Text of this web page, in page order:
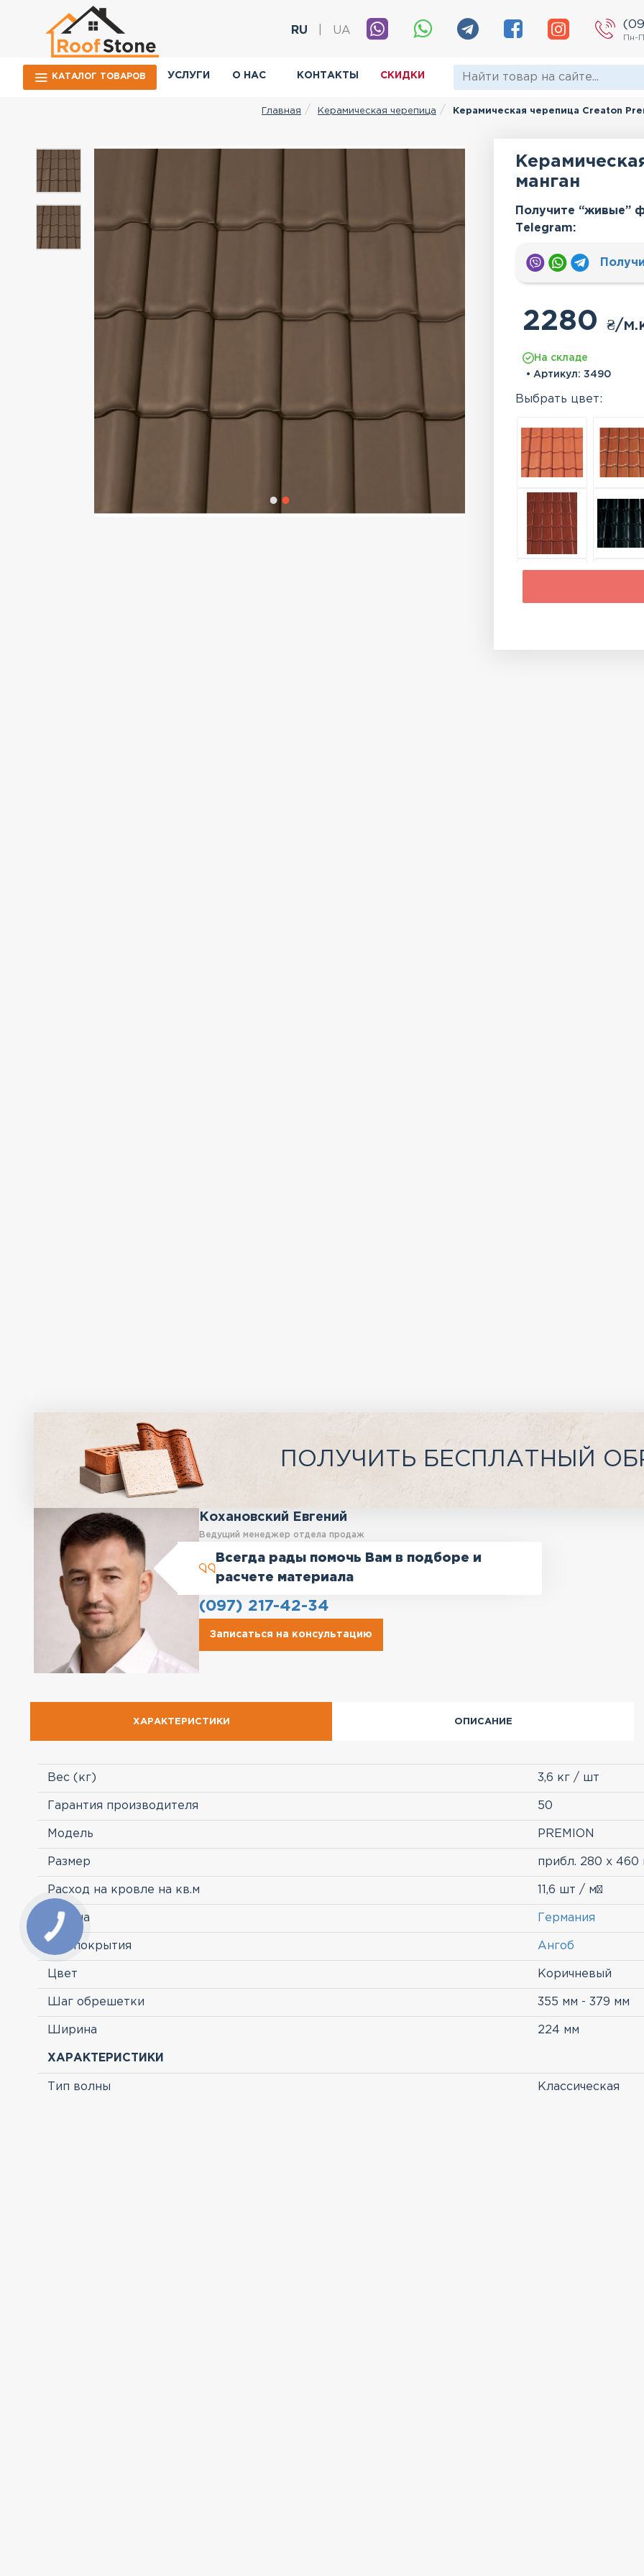
RU UA
Пн-
КАТАЛОГ ТОВАРОВ УСЛУГИ О НАС КОНТАКТЫ СКИДКИ
Главная Керамическая черепица Керамическая черепица Creaton
манган
Получите “живые”
Тelegram:
2280 ₴/
На складе
• Артикул: 3490
Выбрать цвет:
ПОЛУЧИТЬ БЕСПЛАТНЫЙ
Кохановский Евгений
Ведущий менеджер отдела продаж
Всегда рады помочь Вам в подборе и
расчете материала
(097) 217-42-34
Записаться на консультацию
ХАРАКТЕРИСТИКИ ОПИСАНИЕ
Вес (кг) 3,6 кг / шт
Гарантия производителя 50
Модель PREMION
Размер прибл. 280 х 460
Расход на кровле на кв.м 11,6 шт / м²
Страна Германия
Тип покрытия Ангоб
Цвет Коричневый
Шаг обрешетки 355 мм - 379 мм
Ширина 224 мм
ХАРАКТЕРИСТИКИ
Тип волны Классическая